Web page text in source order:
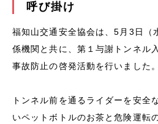
呼び掛け
福知山交通安全協会は、5月3日（
係機関と共に、第１与謝トンネル
事故防止の啓発活動を行いました。
トンネル前を通るライダーを安全
いペットボトルのお茶と危険運転